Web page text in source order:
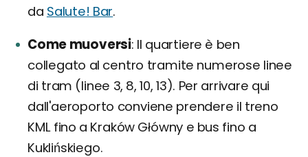
da Salute! Bar.
Come muoversi Il quartiere è ben
collegato al centro tramite numerose linee
di tram (linee 3, 8, 10, 13). Per arrivare qui
dall'aeroporto conviene prendere il treno
KML fino a Kraków Główny e bus fino a
Kuklińskiego.